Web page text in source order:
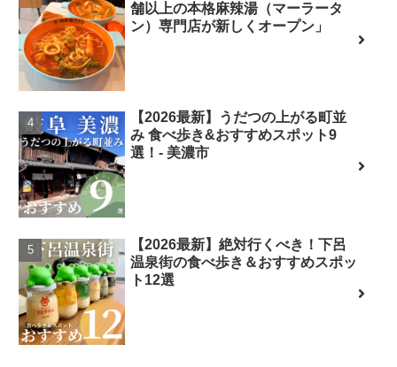
舗以上の本格麻辣湯（マーラータ
ン）専門店が新しくオープン」
【2026最新】うだつの上がる町並
み 食べ歩き&おすすめスポット9
選！- 美濃市
【2026最新】絶対行くべき！下呂
温泉街の食べ歩き＆おすすめスポッ
ト12選